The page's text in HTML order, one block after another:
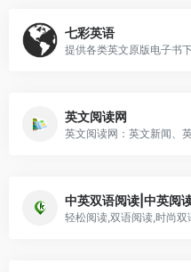
七彩英语
提供各类英文原版电子书
英文阅读网